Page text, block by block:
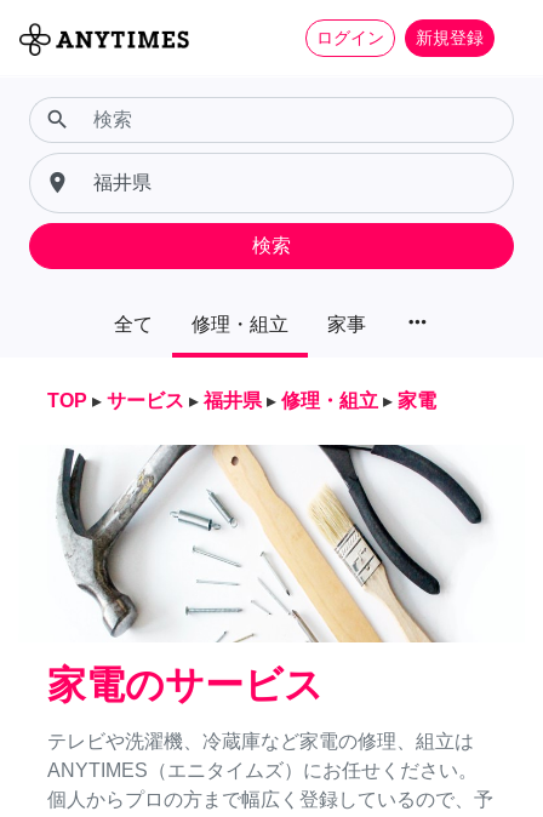
ログイン 新規登録
全て 修理・組立 家事 more_horiz
search
place
検索
TOP ▸ サービス ▸ 福井県 ▸ 修理・組立 ▸ 家電
家電のサービス
テレビや洗濯機、冷蔵庫など家電の修理、組立は
ANYTIMES（エニタイムズ）にお任せください。
個人からプロの方まで幅広く登録しているので、予